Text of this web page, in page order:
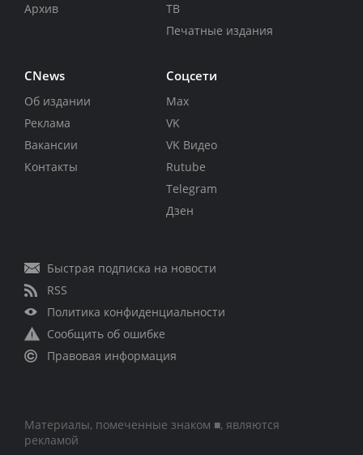
Архив
ТВ
Печатные издания
CNews
Об издании
Реклама
Вакансии
Контакты
Соцсети
Max
VK
VK Видео
Rutube
Telegram
Дзен
Быстрая подписка на новости
RSS
Политика конфиденциальности
Сообщить об ошибке
Правовая информация
Материалы, помеченные знаком ■, являются
рекламой